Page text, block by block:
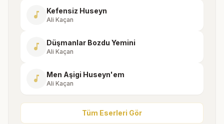
music_note Kefensiz Huseyn
Ali Kaçan
music_note Düşmanlar Bozdu Yemini
Ali Kaçan
music_note Men Aşigi Huseyn'em
Ali Kaçan
Tüm Eserleri Gör